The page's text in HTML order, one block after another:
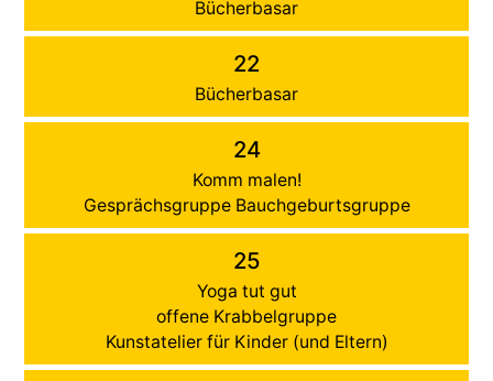
Bücherbasar
22
Bücherbasar
24
Komm malen!
Gesprächsgruppe Bauchgeburtsgruppe
25
Yoga tut gut
offene Krabbelgruppe
Kunstatelier für Kinder (und Eltern)